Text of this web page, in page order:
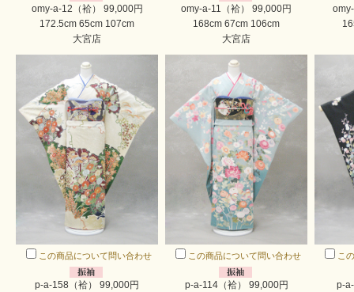
omy-a-12（袷） 99,000円
172.5cm 65cm 107cm
大宮店
omy-a-11（袷） 99,000円
168cm 67cm 106cm
大宮店
この商品について問い合わせ
p-a-158（袷） 99,000円
この商品について問い合わせ
p-a-114（袷） 99,000円
こ
p-